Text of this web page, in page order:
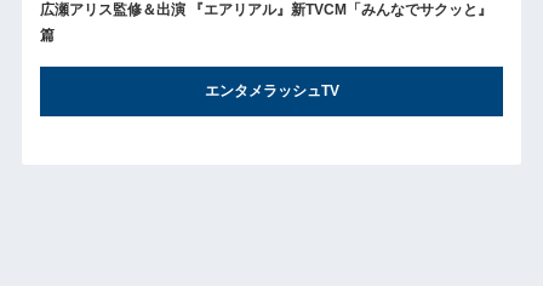
広瀬アリス監修＆出演 『エアリアル』新TVCM「みんなでサクッと』
篇
エンタメラッシュTV